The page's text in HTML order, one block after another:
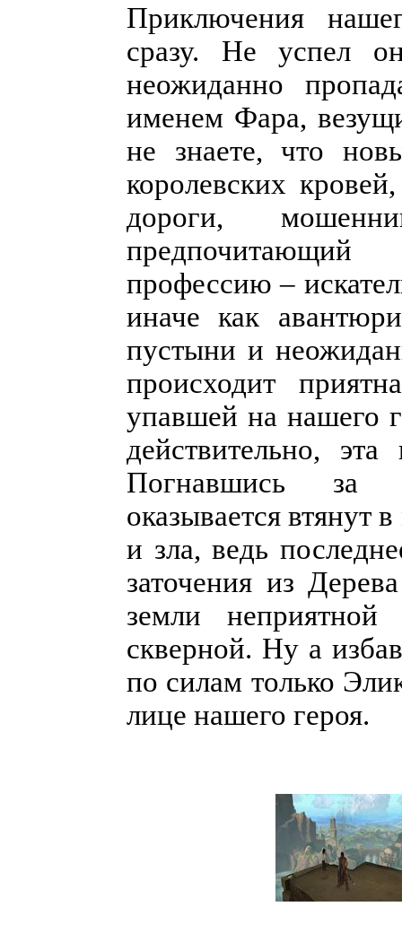
Приключения
сразу. Не успел
неожиданно
именем Фара,
не знаете, что
королевских
дороги,
профессию –
иначе как
пустыни и
происходит
упавшей на нашего
действительно,
Погнавшись за
оказывается втянут
и зла, ведь
заточения из
земли
скверной. Ну а
по силам только
лице нашего героя.